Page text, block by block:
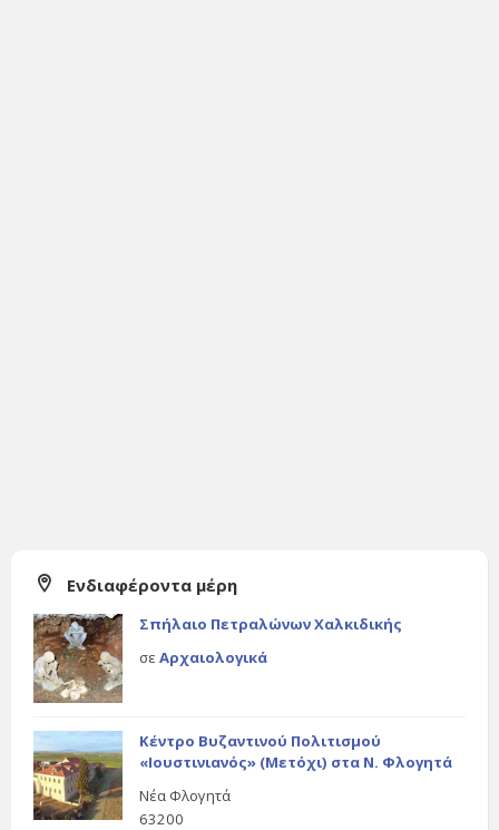
Ενδιαφέροντα μέρη
Σπήλαιο Πετραλώνων Χαλκιδικής
σε Αρχαιολογικά
Κέντρο Βυζαντινού Πολιτισμού
«Ιουστινιανός» (Μετόχι) στα Ν. Φλογητά
Νέα Φλογητά
63200